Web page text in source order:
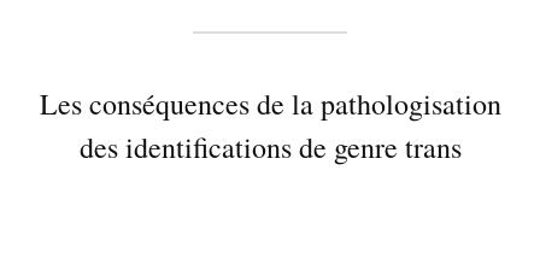
Les conséquences de la pathologisation
des identifications de genre trans